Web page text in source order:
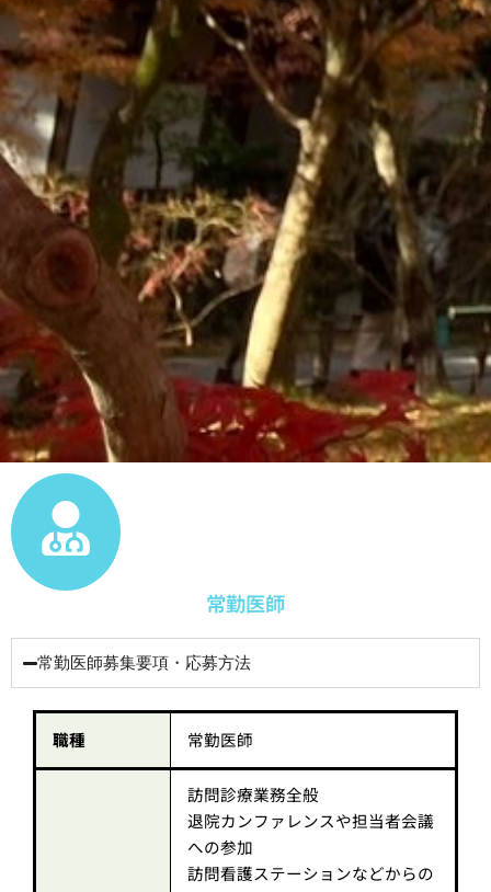
常勤医師
常勤医師募集要項・応募方法
職種 常勤医師
訪問診療業務全般
退院カンファレンスや担当者会議
への参加
訪問看護ステーションなどからの